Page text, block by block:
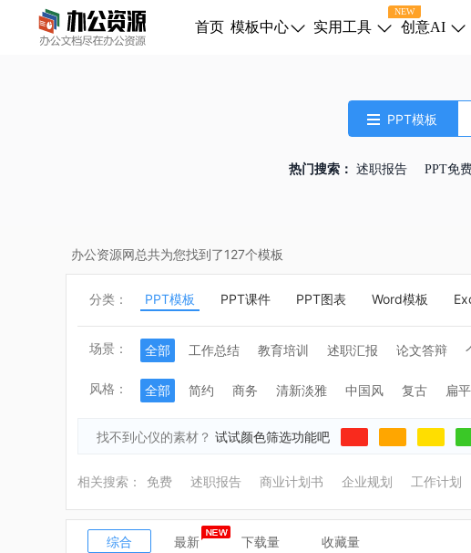
首页 模板中心
NEW
实用工具 创意AI
PPT模板
热门搜索： 述职报告 PPT免
办公资源网总共为您找到了127个模板
分类： PPT模板 PPT课件 PPT图表 Word模板
场景： 全部 工作总结 教育培训 述职汇报 论文答辩
婚礼策划 会议庆典 医疗健康 活动策划 教学课件
风格： 全部 简约 商务 清新淡雅 中国风 复古 扁
找不到心仪的素材？ 试试颜色筛选功能吧
相关搜索： 免费 述职报告 商业计划书 企业规划 工作计划
综合 最新 下载量 收藏量